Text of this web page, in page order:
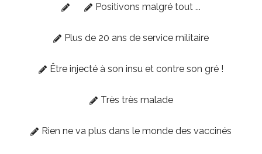
Positivons malgré tout ...
Plus de 20 ans de service militaire
Être injecté à son insu et contre son gré !
Très très malade
Rien ne va plus dans le monde des vaccinés